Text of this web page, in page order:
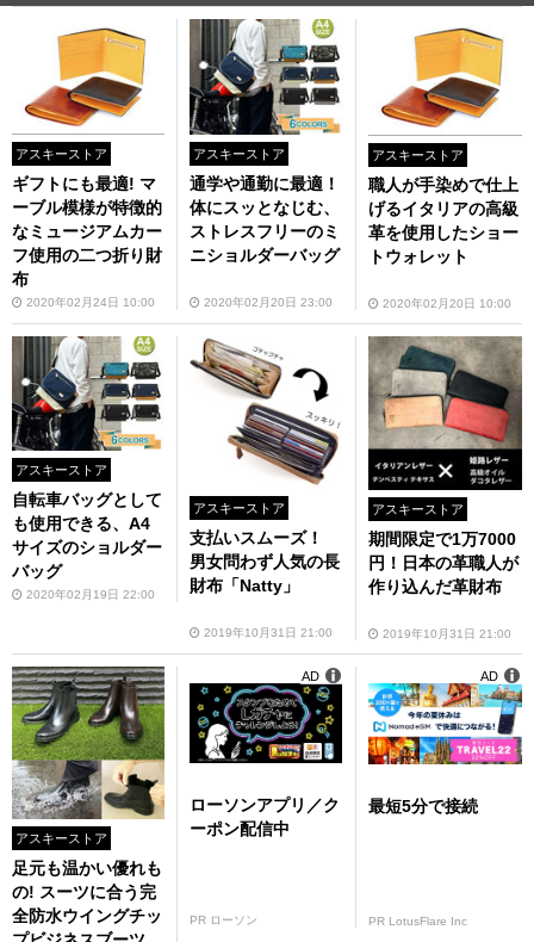
アスキーストア
ギフトにも最適! マ
ーブル模様が特徴的
なミュージアムカー
フ使用の二つ折り財
布
2020年02月24日 10:00
アスキーストア
通学や通勤に最適！
体にスッとなじむ、
ストレスフリーのミ
ニショルダーバッグ
2020年02月20日 23:00
アスキーストア
職人が手染めで仕上
げるイタリアの高級
革を使用したショー
トウォレット
2020年02月20日 10:00
アスキーストア
自転車バッグとして
も使用できる、A4
サイズのショルダー
バッグ
2020年02月19日 22:00
アスキーストア
支払いスムーズ！
男女問わず人気の長
財布「Natty」
2019年10月31日 21:00
アスキーストア
期間限定で1万7000
円！日本の革職人が
作り込んだ革財布
2019年10月31日 21:00
アスキーストア
足元も温かい優れも
の! スーツに合う完
全防水ウイングチッ
ローソンアプリ／ク
ーポン配信中
PR ローソン
AD
最短5分で接続
PR LotusFlare Inc
AD